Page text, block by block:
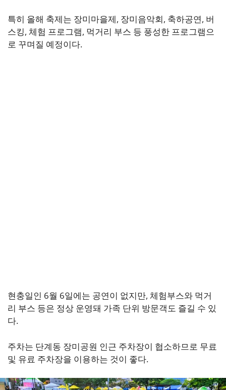
특히 올해 축제는 장미마을제, 장미음악회, 축하공연, 버
스킹, 체험 프로그램, 먹거리 부스 등 풍성한 프로그램으
로 꾸며질 예정이다.
현충일인 6월 6일에는 공연이 없지만, 체험부스와 먹거
리 부스 등은 정상 운영돼 가족 단위 방문객도 즐길 수 있
다.
주차는 단계동 장미공원 인근 주차장이 협소하므로 무료
및 유료 주차장을 이용하는 것이 좋다.